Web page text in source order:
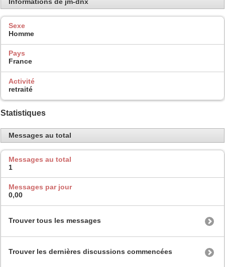
Informations de jm-dnx
Sexe
Homme
Pays
France
Activité
retraité
Statistiques
Messages au total
Messages au total
1
Messages par jour
0,00
Trouver tous les messages
Trouver les dernières discussions commencées